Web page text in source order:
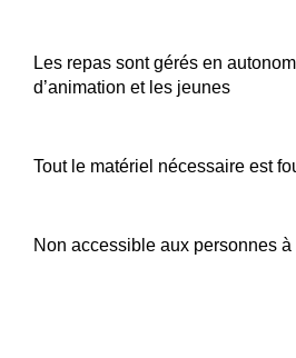
Les repas sont gérés en
d’animation et les jeunes
Tout le matériel nécessaire est
Non accessible aux personnes